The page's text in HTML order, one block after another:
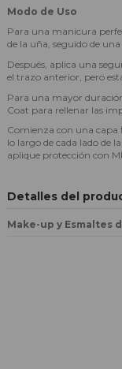
Modo de Uso
Para una manicura
de la uña, seguido de
Después, aplica una
el trazo anterior, pero
Para una mayor
Coat para rellenar las
Comienza con una capa
lo largo de cada lado de
aplique protección con
Detalles del
Make-up y Esmaltes